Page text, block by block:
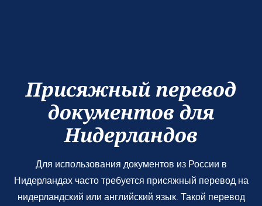
Присяжный перевод
документов для
Нидерландов
Для использования документов из России в
Нидерландах часто требуется присяжный перевод на
нидерландский или английский язык. Такой перевод